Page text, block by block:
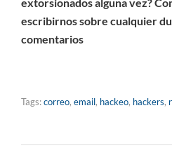
escribirnos sobre cualquier
comentarios
Tags:correo, email, hackeo, hackers,